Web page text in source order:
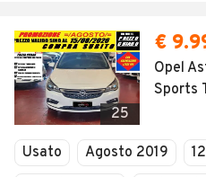
25
€
Opel
Sports
Usato Agosto 2019